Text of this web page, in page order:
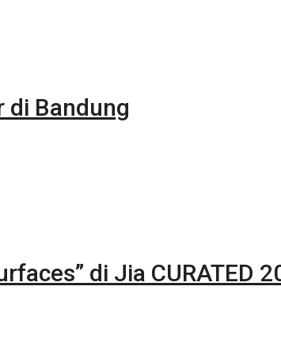
di Bandung
di Jia CURATED